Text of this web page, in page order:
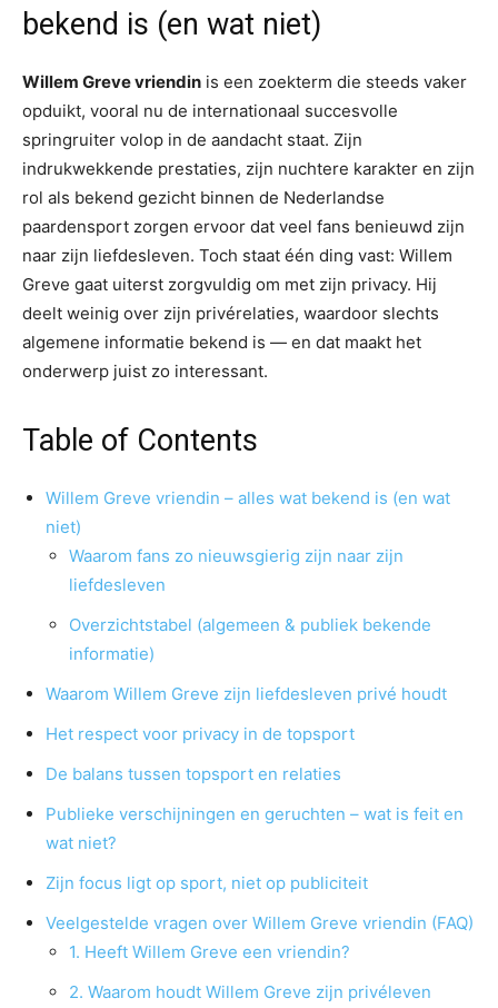
bekend is (en wat niet)
Willem Greve vriendin is een zoekterm die steeds vaker
opduikt, vooral nu de internationaal succesvolle
springruiter volop in de aandacht staat. Zijn
indrukwekkende prestaties, zijn nuchtere karakter en zijn
rol als bekend gezicht binnen de Nederlandse
paardensport zorgen ervoor dat veel fans benieuwd zijn
naar zijn liefdesleven. Toch staat één ding vast: Willem
Greve gaat uiterst zorgvuldig om met zijn privacy. Hij
deelt weinig over zijn privérelaties, waardoor slechts
algemene informatie bekend is — en dat maakt het
onderwerp juist zo interessant.
Table of Contents
Willem Greve vriendin – alles wat bekend is (en wat
niet)
Waarom fans zo nieuwsgierig zijn naar zijn
liefdesleven
Overzichtstabel (algemeen & publiek bekende
informatie)
Waarom Willem Greve zijn liefdesleven privé houdt
Het respect voor privacy in de topsport
De balans tussen topsport en relaties
Publieke verschijningen en geruchten – wat is feit en
wat niet?
Zijn focus ligt op sport, niet op publiciteit
Veelgestelde vragen over Willem Greve vriendin (FAQ)
1. Heeft Willem Greve een vriendin?
2. Waarom houdt Willem Greve zijn privéleven